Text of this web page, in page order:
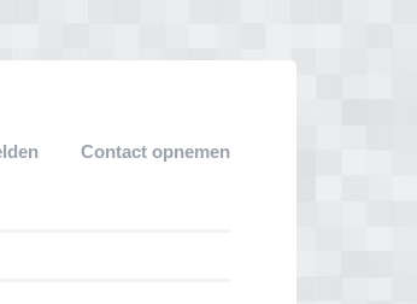
Contact opnemen